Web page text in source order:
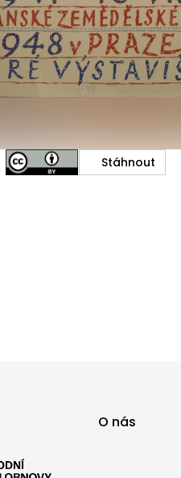
Stáhnout
O nás